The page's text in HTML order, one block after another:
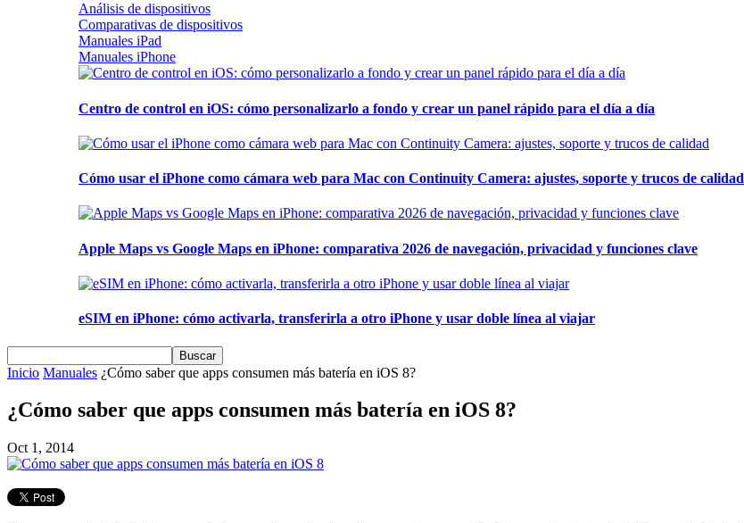
Análisis de dispositivos
Comparativas de dispositivos
Manuales iPad
Manuales iPhone
Centro de control en iOS: cómo personalizarlo a fondo y crear un panel rápido para el día a día
Cómo usar el iPhone como cámara web para Mac con Continuity Camera: ajustes, soporte y trucos de calidad
Apple Maps vs Google Maps en iPhone: comparativa 2026 de navegación, privacidad y funciones clave
eSIM en iPhone: cómo activarla, transferirla a otro iPhone y usar doble línea al viajar
Inicio Manuales ¿Cómo saber que apps consumen más batería en iOS 8?
¿Cómo saber que apps consumen más batería en iOS 8?
Oct 1, 2014